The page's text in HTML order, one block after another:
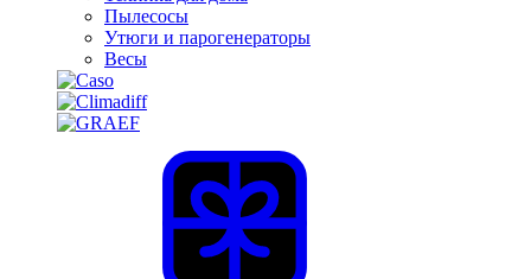
Пылесосы
Утюги и парогенераторы
Весы